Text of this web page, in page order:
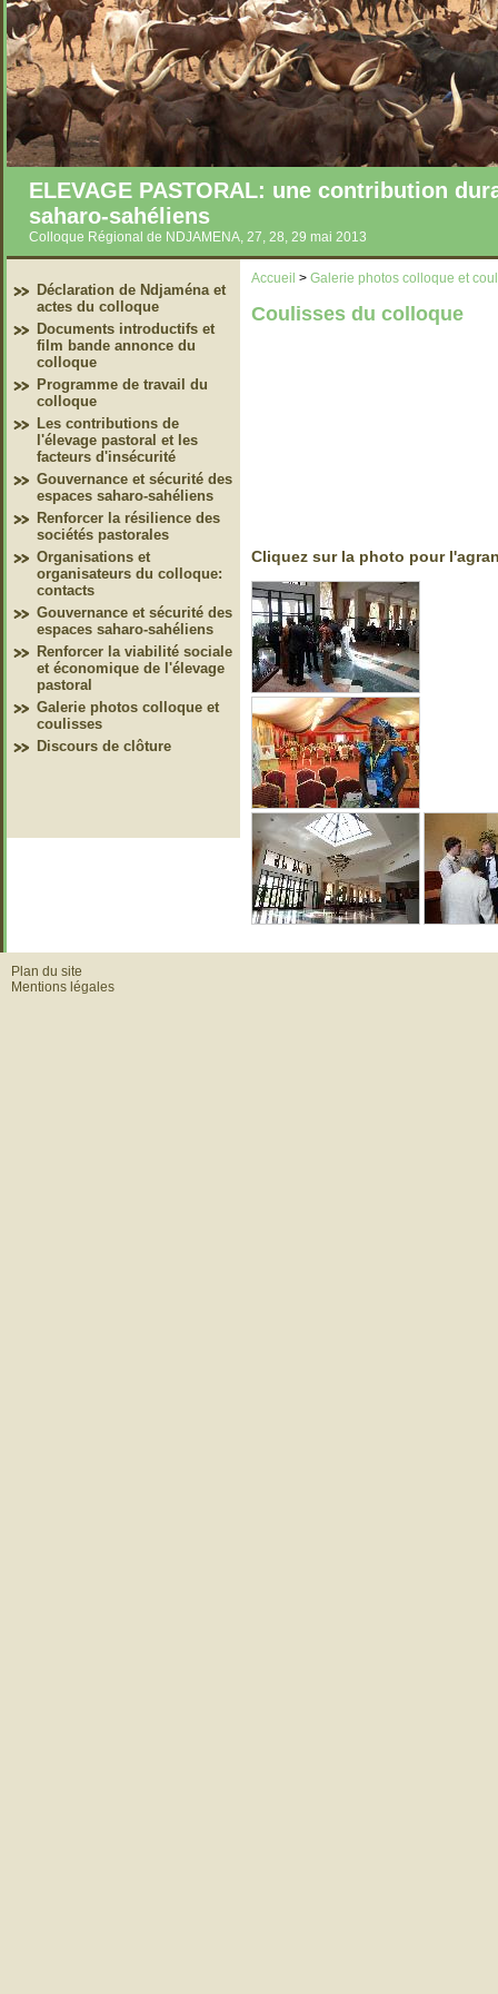
ELEVAGE PASTORAL: une contribution
saharo-sahéliens
Colloque Régional de NDJAMENA, 27, 28, 29 mai 2013
Déclaration de Ndjaména et
actes du colloque
Documents introductifs et
film bande annonce du
colloque
Programme de travail du
colloque
Les contributions de
l'élevage pastoral et les
facteurs d'insécurité
Gouvernance et sécurité des
espaces saharo-sahéliens
Renforcer la résilience des
sociétés pastorales
Organisations et
organisateurs du colloque:
contacts
Gouvernance et sécurité des
espaces saharo-sahéliens
Renforcer la viabilité sociale
et économique de l'élevage
pastoral
Galerie photos colloque et
coulisses
Discours de clôture
Accueil > Galerie photos colloque et
Coulisses du colloque
Cliquez sur la photo pour
Plan du site
Mentions légales